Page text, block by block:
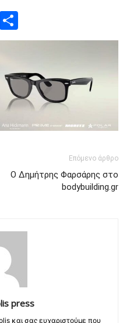
Messenger
Επόμενο άρθρο
Ο Δημήτρης Φαρσάρης στο
bodybuilding.gr
press
και σας ευχαριστούμε που